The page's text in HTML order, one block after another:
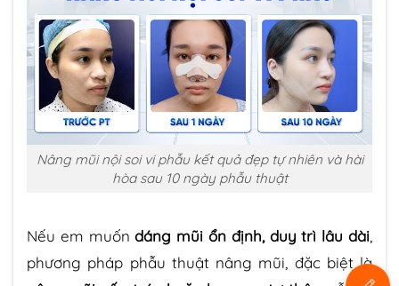
Nâng mũi nội soi vi phẫu kết quả đẹp tự nhiên và hài
hòa sau 10 ngày phẫu thuật
Nếu em muốndáng mũi ổn định, duy trì lâu dài
phương pháp phẫu thuật nâng mũi, đặc biệt là